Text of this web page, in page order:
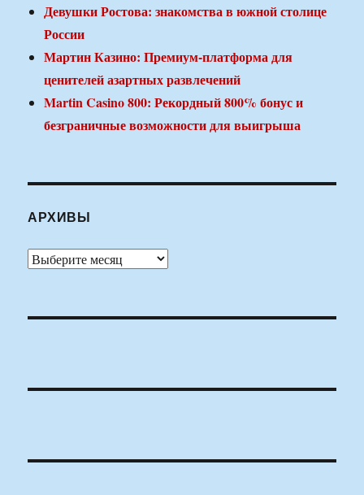
Девушки Ростова: знакомства в южной столице
России
Мартин Казино: Премиум-платформа для
ценителей азартных развлечений
Martin Casino 800: Рекордный 800% бонус и
безграничные возможности для выигрыша
АРХИВЫ
Архивы